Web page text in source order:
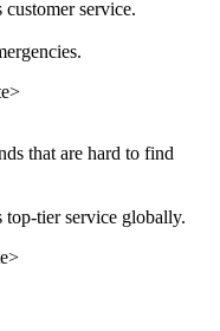
service.
that are hard to find
tier service globally.